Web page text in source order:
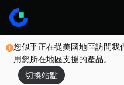
您似乎正在從美國地區訪問我
用您所在地區支援的產品。
切換站點